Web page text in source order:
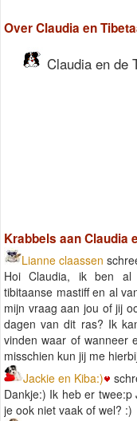
Over Claudia en
Claudia en de
Krabbels aan Claudia
Lianne claassen
Hoi Claudia, ik ben al
tibitaanse mastiff en al
mijn vraag aan jou of jij
dagen van dit ras? Ik
vinden waar of wanneer
misschien kun jij me
Jackie en Kiba:)
Dankje:) Ik heb er
je ook niet vaak of wel? :)